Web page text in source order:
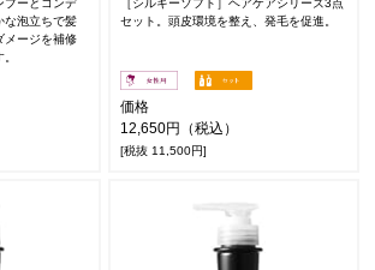
プーとコンデ
な泡立ちで髪
メージを補修
［シルキーソフト］ヘアケアシリーズ3点
セット。頭皮環境を整え、発毛を促進。
価格
12,650円（税込）
[税抜 11,500円]